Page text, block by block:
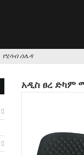
የሂሳብ ሰሌዳ
አዲስ ፀረ ድካም